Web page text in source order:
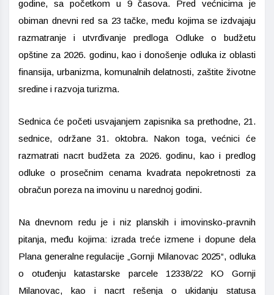
godine, sa početkom u 9 časova. Pred većnicima je
obiman dnevni red sa 23 tačke, među kojima se izdvajaju
razmatranje i utvrđivanje predloga Odluke o budžetu
opštine za 2026. godinu, kao i donošenje odluka iz oblasti
finansija, urbanizma, komunalnih delatnosti, zaštite životne
sredine i razvoja turizma.
Sednica će početi usvajanjem zapisnika sa prethodne, 21.
sednice, održane 31. oktobra. Nakon toga, većnici će
razmatrati nacrt budžeta za 2026. godinu, kao i predlog
odluke o prosečnim cenama kvadrata nepokretnosti za
obračun poreza na imovinu u narednoj godini.
Na dnevnom redu je i niz planskih i imovinsko-pravnih
pitanja, među kojima: izrada treće izmene i dopune dela
Plana generalne regulacije „Gornji Milanovac 2025“, odluka
o otuđenju katastarske parcele 12338/22 KO Gornji
Milanovac, kao i nacrt rešenja o ukidanju statusa